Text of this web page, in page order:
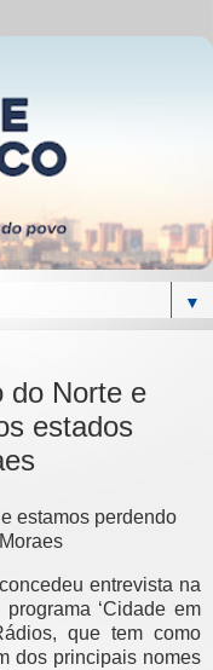
▼
do Norte e
estados
entrevista na
‘Cidade em
que tem como
dos principais nomes